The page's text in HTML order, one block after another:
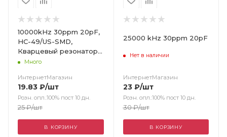
10000kHz 30ppm 20pF,
HC-49/US-SMD,
Кварцевый резонатор
10000kHz 30ppm
Много
ИнтернетМагазин
19.83 ₽/шт
Розн. опл.:100% пост 10 дн.
25₽/шт
В КОРЗИНУ
25000 kHz 30ppm 20pF
Нет в наличии
ИнтернетМагазин
23₽/шт
Розн. опл.:100% пост 10 дн.
30₽/шт
В КОРЗИНУ